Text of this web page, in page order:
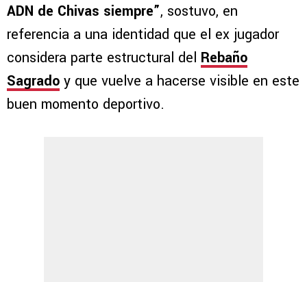
ADN de Chivas siempre”, sostuvo, en
referencia a una identidad que el ex jugador
considera parte estructural del Rebaño
Sagrado y que vuelve a hacerse visible en este
buen momento deportivo.